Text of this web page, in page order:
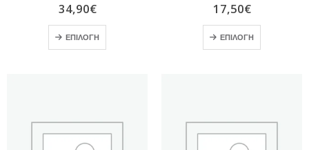
34,90€
ΕΠΙΛΟΓΉ
17,50€
ΕΠΙΛΟΓΉ